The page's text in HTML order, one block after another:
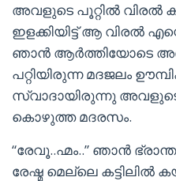
അവളുടെ പൂറ്റില്‍ വിരല്‍
ഇളക്കിയിട്ട് ആ വിരല്‍
ഞാന്‍ ആര്‍ത്തിയോടെ
പറ്റിയിരുന്ന മദജലം
സ്വാദായിരുന്നു
കൊഴുത്ത മദരസം.
“രേവൂ..ഹ്മം..” ഞാന്‍
രേഷ്മ മെല്ലെ കട്ടിലില്‍